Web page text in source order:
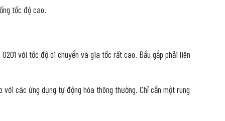
tốc độ cao.
với tốc độ di chuyển và gia tốc rất cao. Đầu gắp phải liên
các ứng dụng tự động hóa thông thường. Chỉ cần một rung